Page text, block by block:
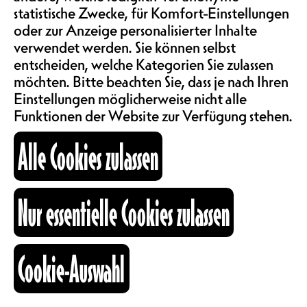
ABOS & TARIFE
INFORMATIONEN
KARTOGRAPHIE
SUCHE
fb
+41 26 322 57 67
BASS
statistische Zwecke, für Komfort-Einstellungen
oder zur Anzeige personalisierter Inhalte
verwendet werden. Sie können selbst
entscheiden, welche Kategorien Sie zulassen
möchten. Bitte beachten Sie, dass je nach Ihren
Einstellungen möglicherweise nicht alle
Funktionen der Website zur Verfügung stehen.
Alle Cookies zulassen
Nur essentielle Cookies zulassen
Cookie-Auswahl